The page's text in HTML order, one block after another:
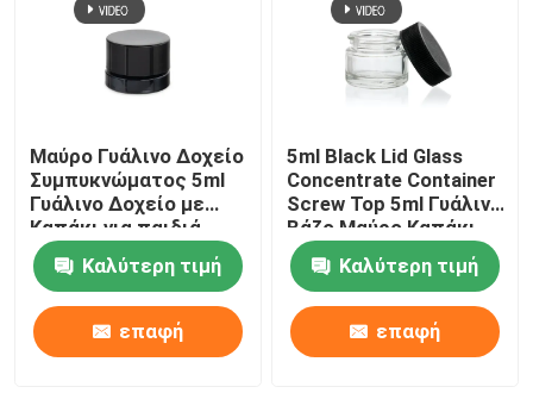
Μαύρο Γυάλινο Δοχείο
Συμπυκνώματος 5ml
Γυάλινο Δοχείο με
Καπάκι για παιδιά
Καλύτερη τιμή
επαφή
5ml Black Lid Glass
Concentrate Container
Screw Top 5ml Γυάλινο
Βάζο Μαύρο Καπάκι
Καλύτερη τιμή
επαφή